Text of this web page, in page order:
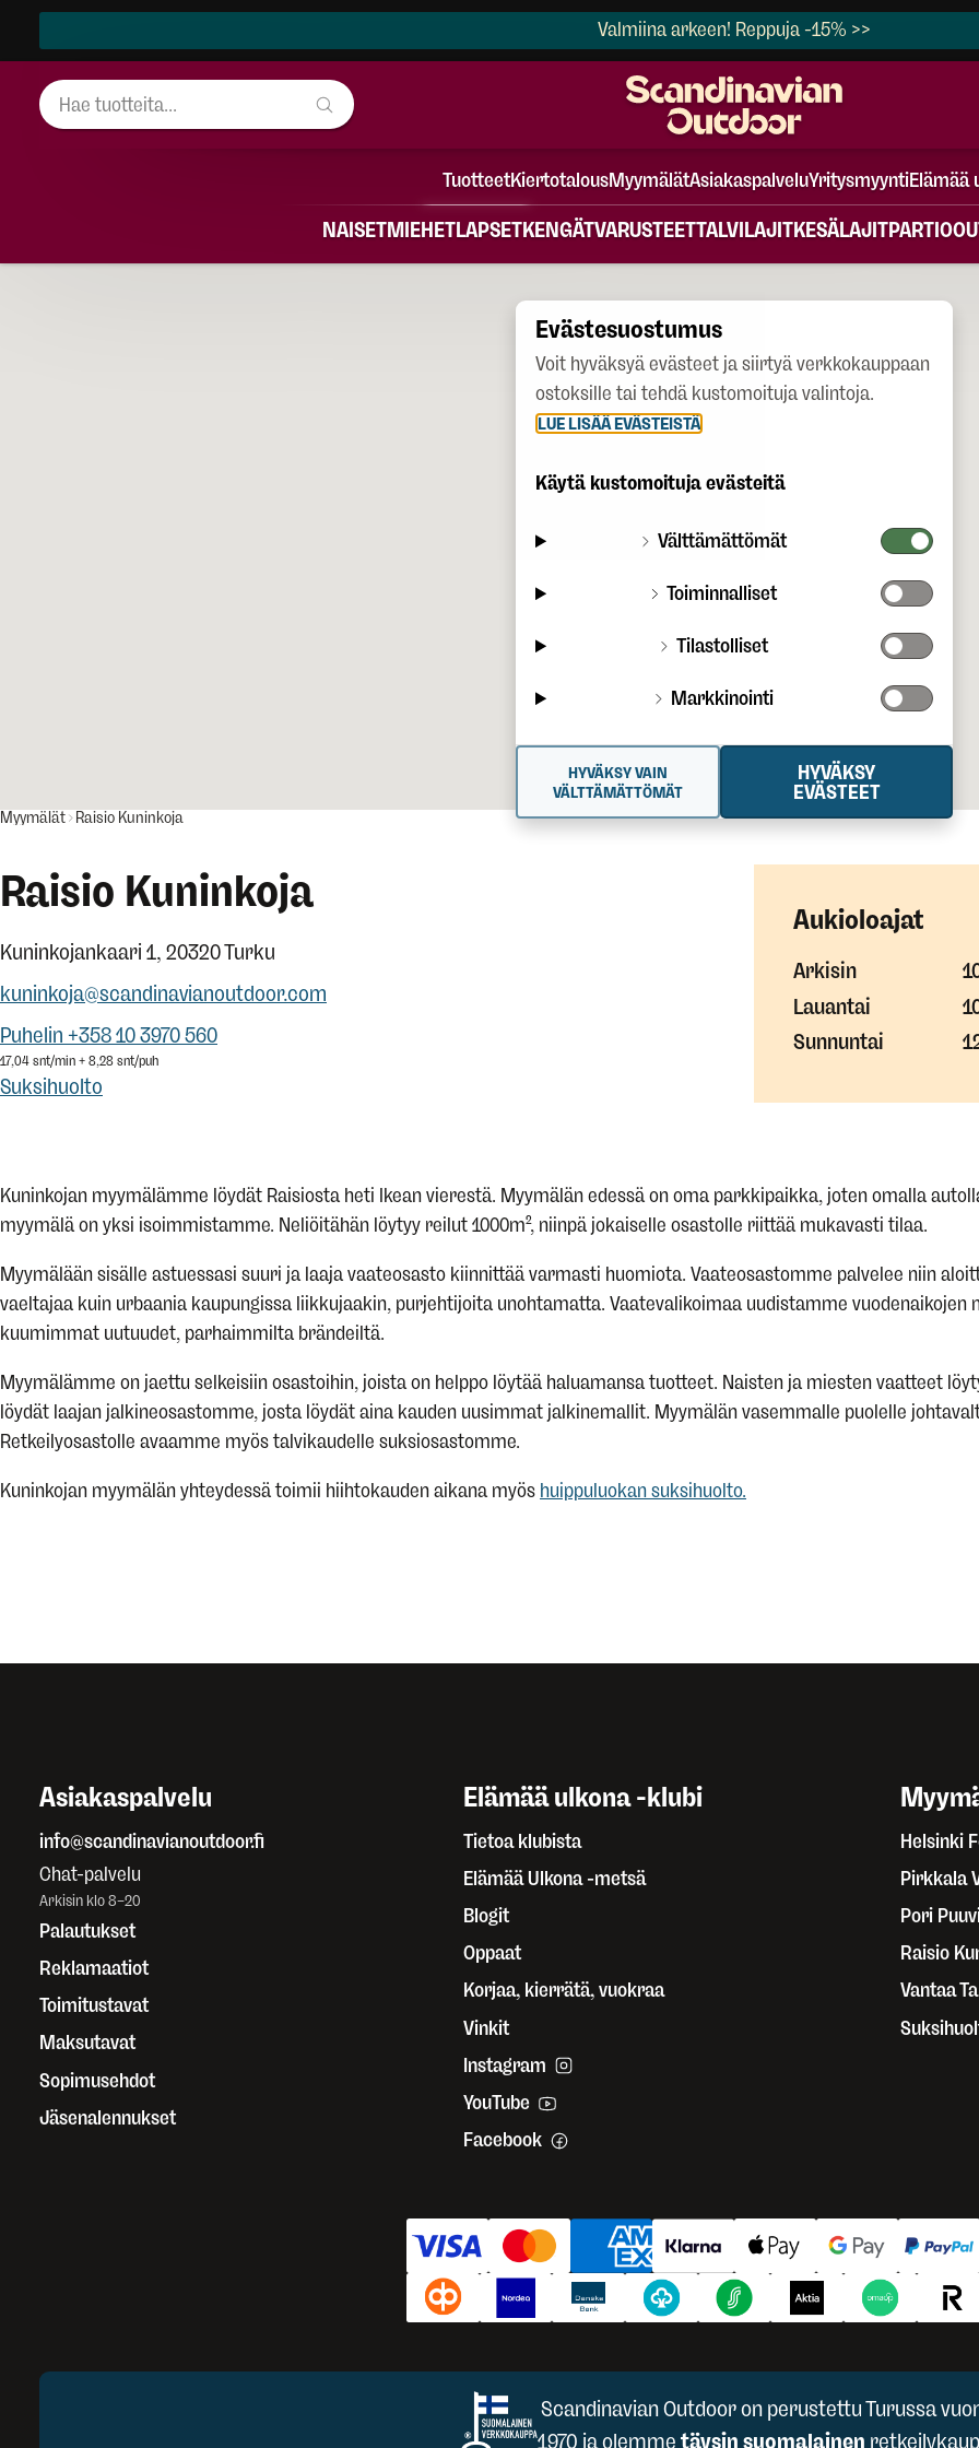
Valmiina arkeen! Reppuja -15% >>
TuotteetKiertotalousMyymälätAsiakaspalveluYritysmyyntiElämää
NAISETMIEHETLAPSETKENGÄTVARUSTEETTALVILAJITKESÄLAJITPARTIO
Myymälät Raisio Kuninkoja
Raisio Kuninkoja
Kuninkojankaari 1, 20320 Turku
kuninkoja@scandinavianoutdoor.com
Puhelin +358 10 3970 560
17,04 snt/min + 8,28 snt/puh
Suksihuolto
Aukioloajat
Arkisin
Lauantai
Sunnuntai
Kuninkojan myymälämme löydät Raisiosta heti Ikean vierestä. Myymälän edessä on oma parkkipaikka, joten omalla
myymälä on yksi isoimmistamme. Neliöitähän löytyy reilut 1000m², niinpä jokaiselle osastolle riittää mukavasti tilaa.
Myymälään sisälle astuessasi suuri ja laaja vaateosasto kiinnittää varmasti huomiota. Vaateosastomme palvelee niin
vaeltajaa kuin urbaania kaupungissa liikkujaakin, purjehtijoita unohtamatta. Vaatevalikoimaa uudistamme
kuumimmat uutuudet, parhaimmilta brändeiltä.
Myymälämme on jaettu selkeisiin osastoihin, joista on helppo löytää haluamansa tuotteet. Naisten ja miesten vaatteet
löydät laajan jalkineosastomme, josta löydät aina kauden uusimmat jalkinemallit. Myymälän vasemmalle puolelle
Retkeilyosastolle avaamme myös talvikaudelle suksiosastomme.
Kuninkojan myymälän yhteydessä toimii hiihtokauden aikana myös huippuluokan suksihuolto.
Asiakaspalvelu
info@scandinavianoutdoor.fi
Chat-palvelu
Arkisin klo 8–20
Palautukset
Reklamaatiot
Toimitustavat
Maksutavat
Sopimusehdot
Jäsenalennukset
Elämää ulkona -klubi
Tietoa klubista
Elämää Ulkona -metsä
Blogit
Oppaat
Korjaa, kierrätä, vuokraa
Vinkit
Instagram
YouTube
Facebook
Helsinki
Pirkkala
Pori
Raisio
Vantaa
Scandinavian Outdoor on perustettu Turussa
1970 ja olemme täysin suomalainen
Evästesuostumus
Voit hyväksyä evästeet ja siirtyä verkkokauppaan
ostoksille tai tehdä kustomoituja valintoja.
LUE LISÄÄ EVÄSTEISTÄ
Käytä kustomoituja evästeitä
Välttämättömät
Toiminnalliset
Tilastolliset
Markkinointi
HYVÄKSY
EVÄSTEET
HYVÄKSY VAIN
VÄLTTÄMÄTTÖMÄT